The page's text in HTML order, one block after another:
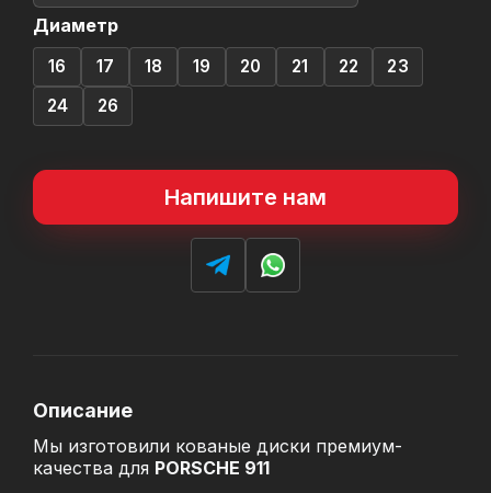
Диаметр
16 17 18 19 20 21 22
23
24
26
Напишите нам
Описание
Мы изготовили кованые диски премиум-
качества для PORSCHE 911